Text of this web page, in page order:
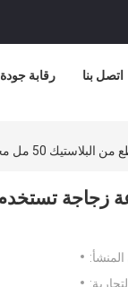
رقابة جودة اتصل بنا